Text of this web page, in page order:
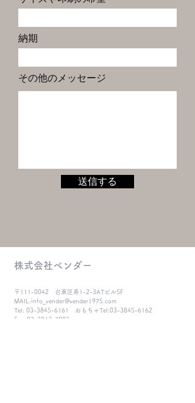
納期
その他のメッセージ
送信する
株式会社ベンダー
〒111-0042 台東区寿1-2-3ATビル5F
MAIL: info_vender@vender1975.com
Tel: 03-3845-6161 おもちゃTel:03-3845-6162
Fax: 03-3843-7003